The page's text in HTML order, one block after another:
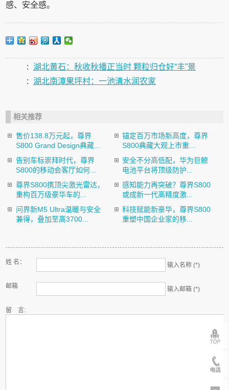
感、安全感。
: 湖北黄石：秋收秋播正当时 颗粒归仓好“丰”景
: 湖北南漳果坪村：一池清水润农家
相关推荐
售价138.8万元起，尊界
S800 Grand Design典藏...
锚定百万市场新高度，尊界
S800典藏大观上市重...
告别车标崇拜时代，尊界
S800的移动会客厅如何...
安全不分高低配，华为巨鲸
电池平台将顶级防护...
尊界S800携顶尖激光雷达，
重构百万级豪华车的...
感知能力再突破？尊界S800
或成新一代高精度激...
问界新M5 Ultra温暖与安全
兼得，叠加至高3700...
科技赋能新豪华，尊界S800
重塑中国企业家的移...
姓 名： 输入名称 (*)
邮箱 输入邮箱 (*)
留 言: